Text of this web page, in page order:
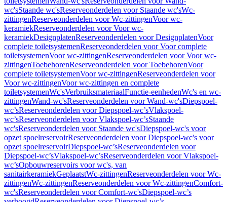
wc'sStaande wc'sReserveonderdelen voor Staande wc'sWc-
zittingenReserveonderdelen voor Wc-zittingenVoor wc-
keramiekReserveonderdelen voor Voor wc-
keramiekDesignplatenReserveonderdelen voor DesignplatenVoor
complete toiletsystemenReserveonderdelen voor Voor complete
toiletsystemenVoor wc-zittingenReserveonderdelen voor Voor wc-
zittingenToebehorenReserveonderdelen voor ToebehorenVoor
complete toiletsystemenVoor wc-zittingenReserveonderdelen voor
Voor wc-zittingenVoor wc-zittingen en complete
toiletsystemenWc'sVerbruiksmateriaalFunctie-eenhedenWc's en wc-
zittingenWand-wc'sReserveonderdelen voor Wand-wc'sDiepspoel-
wc’sReserveonderdelen voor Diepspoel-wc’sVlakspoel-
wc’sReserveonderdelen voor Vlakspoel-wc’sStaande
wc'sReserveonderdelen voor Staande wc'sDiepspoel-wc's voor
opzet spoelreservoirReserveonderdelen voor Diepspoel-wc's voor
opzet spoelreservoirDiepspoel-wc’sReserveonderdelen voor
Diepspoel-wc’sVlakspoel-wc’sReserveonderdelen voor Vlakspoel-
wc’sOpbouwreservoirs voor wc's, van
sanitairkeramiekGeplaatstWc-zittingenReserveonderdelen voor Wc-
zittingenWc-zittingenReserveonderdelen voor Wc-zittingenComfort-
wc'sReserveonderdelen voor Comfort-wc'sDiepspoel-wc’s